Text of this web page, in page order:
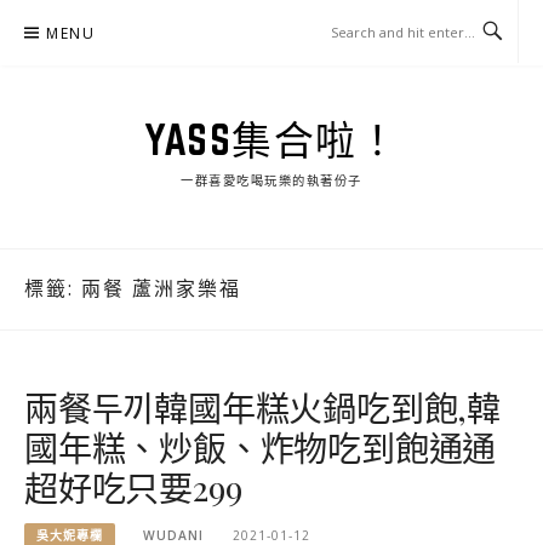
MENU
YASS集合啦！
一群喜愛吃喝玩樂的執著份子
標籤: 兩餐 蘆洲家樂福
兩餐두끼韓國年糕火鍋吃到飽,韓
國年糕、炒飯、炸物吃到飽通通
超好吃只要299
吳大妮專欄 WUDANI 2021-01-12